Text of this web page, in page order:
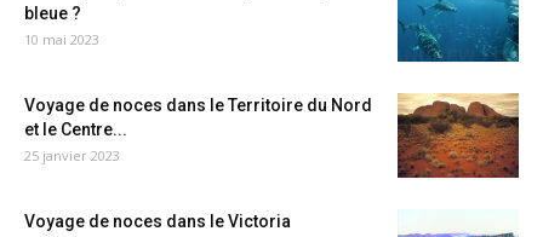
bleue ?
10 mai 2023
Voyage de noces dans le Territoire du Nord
et le Centre...
25 janvier 2023
Voyage de noces dans le Victoria